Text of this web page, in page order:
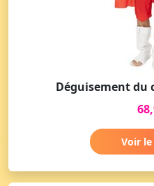
Déguisement du
Voir